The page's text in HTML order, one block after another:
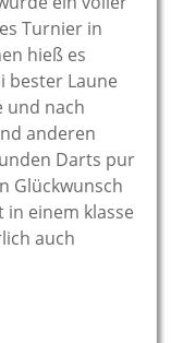
Turnier in
hieß es
bester Laune
und nach
anderen
Darts pur
Glückwunsch
einem klasse
auch